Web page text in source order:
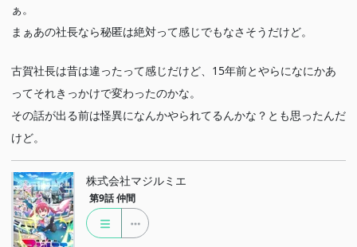
ぁ。
まぁあの社長なら秘匿は絶対って感じでもなさそうだけど。
古賀社長は昔は違ったって感じだけど、15年前とやらになにかあ
ってそれきっかけで変わったのかな。
その話が出る前は怪異になんかやられてるんかな？とも思ったんだ
けど。
株式会社マジルミエ
第9話 仲間